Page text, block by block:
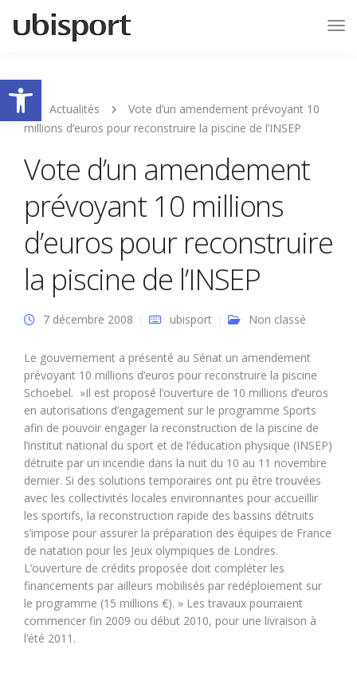
Ouvrir la barre d’outils
Actualités
Vote d’un amendement prévoyant 10
millions d’euros pour reconstruire la piscine de l’INSEP
Vote d’un amendement
prévoyant 10 millions
d’euros pour reconstruire
la piscine de l’INSEP
7 décembre 2008 ubisport Non classé
Le gouvernement a présenté au Sénat un amendement
prévoyant 10 millions d’euros pour reconstruire la piscine
Schoebel. »Il est proposé l’ouverture de 10 millions d’euros
en autorisations d’engagement sur le programme Sports
afin de pouvoir engager la reconstruction de la piscine de
l’institut national du sport et de l’éducation physique (INSEP)
détruite par un incendie dans la nuit du 10 au 11 novembre
dernier. Si des solutions temporaires ont pu être trouvées
avec les collectivités locales environnantes pour accueillir
les sportifs, la reconstruction rapide des bassins détruits
s’impose pour assurer la préparation des équipes de France
de natation pour les Jeux olympiques de Londres.
L’ouverture de crédits proposée doit compléter les
financements par ailleurs mobilisés par redéploiement sur
le programme (15 millions €). » Les travaux pourraient
commencer fin 2009 ou début 2010, pour une livraison à
l’été 2011.